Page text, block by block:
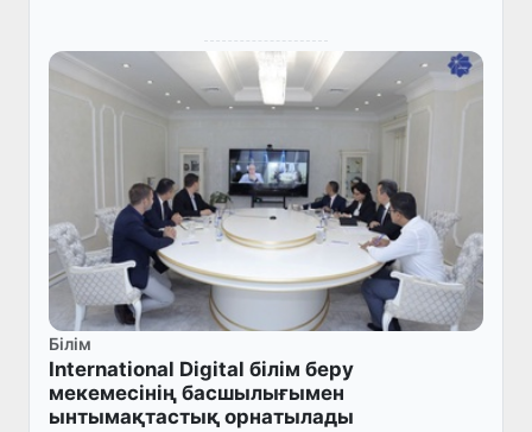
Білім
International Digital білім беру
мекемесінің басшылығымен
ынтымақтастық орнатылады